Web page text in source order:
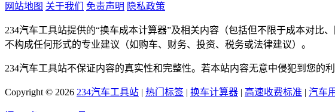
网站地图 关于我们 免责声明 隐私政策
234汽车工具站提供的“换车成本计算器”及相关内容（包括但不限于成本对比
不构成任何形式的专业建议（如购车、财务、投资、税务或法律建议）。
234汽车工具站不保证内容的真实性和完整性。若本站内容无意中侵犯到您的
Copyright © 2026 234汽车工具站 | 热门标签 | 换车计算器 | 高速收费标准 | 汽车